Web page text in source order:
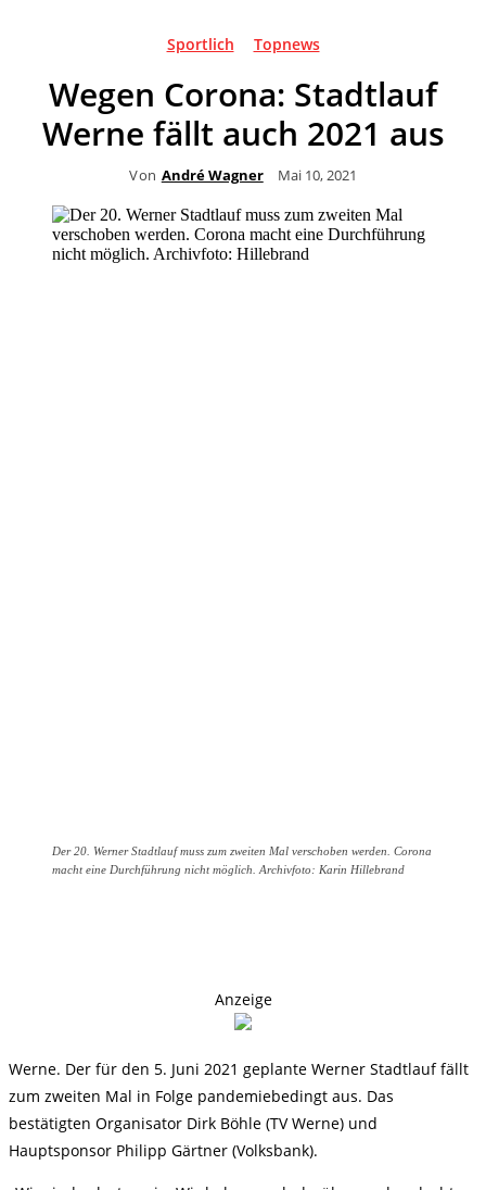
Sportlich Topnews
Wegen Corona: Stadtlauf
Werne fällt auch 2021 aus
Von André Wagner Mai 10, 2021
Der 20. Werner Stadtlauf muss zum zweiten Mal verschoben werden. Corona
macht eine Durchführung nicht möglich. Archivfoto: Karin Hillebrand
Anzeige
Werne. Der für den 5. Juni 2021 geplante Werner Stadtlauf fällt
zum zweiten Mal in Folge pandemiebedingt aus. Das
bestätigten Organisator Dirk Böhle (TV Werne) und
Hauptsponsor Philipp Gärtner (Volksbank).